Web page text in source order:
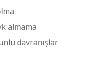
almama
davranışlar